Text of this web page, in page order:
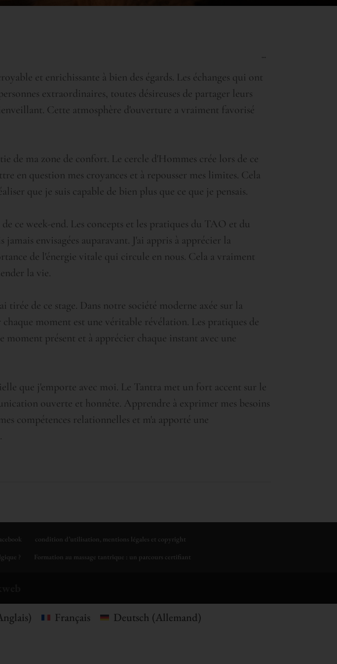
et enrichissante à bien des égards. Les échanges qui ont
extraordinaires, toutes désireuses de partager leurs
Cette atmosphère d'ouverture a vraiment favorisé
de ma zone de confort. Le cercle d'Hommes crée lors de ce
en question mes croyances et à repousser mes limites. Cela
que je suis capable de bien plus que ce que je pensais.
ce week-end. Les concepts et les pratiques du TAO et du
envisagées auparavant. J'ai appris à apprécier la
de l'énergie vitale qui circule en nous. Cela a vraiment
la vie.
tirée de ce stage. Dans notre société moderne axée sur la
moment est une véritable révélation. Les pratiques de
présent et à apprécier chaque instant avec une
que j'emporte avec moi. Le Tantra met un fort accent sur le
ouverte et honnête. Apprendre à exprimer mes besoins
compétences relationnelles et m'a apporté une
...
condition d’utilisation, mentions légales et copyright
? Formation au massage tantrique : un parcours certifiant
) Français Deutsch (Allemand)